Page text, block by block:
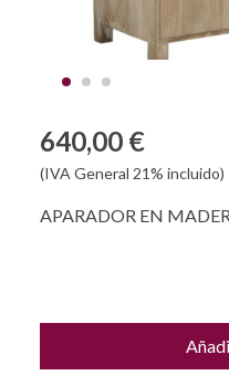
640,00 €
(IVA General 21% incluido)
APARADOR EN